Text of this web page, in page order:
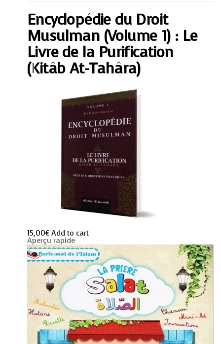
1)
Le
Livre
de
la
Purification
(Kitâb
At-
Encyclopédie du Droit
Musulman (Volume 1) : Le
Livre de la Purification
(Kitâb At-Tahâra)
15,00€ Add to cart
Aperçu rapide